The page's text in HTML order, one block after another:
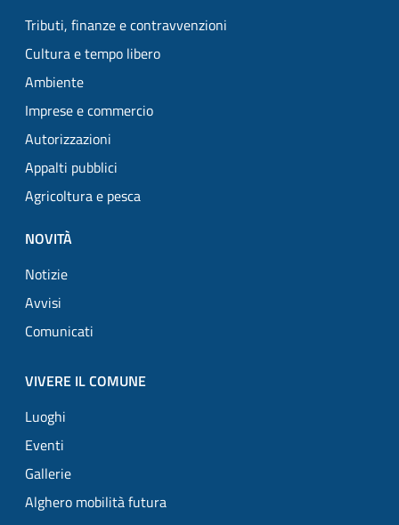
Tributi, finanze e contravvenzioni
Cultura e tempo libero
Ambiente
Imprese e commercio
Autorizzazioni
Appalti pubblici
Agricoltura e pesca
NOVITÀ
Notizie
Avvisi
Comunicati
VIVERE IL COMUNE
Luoghi
Eventi
Gallerie
Alghero mobilità futura